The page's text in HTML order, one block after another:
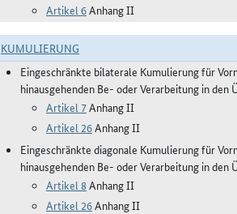
Artikel 6Anhang II
KUMULIERUNG
Eingeschränkte bilaterale Kumulierung für
hinausgehenden Be- oder Verarbeitung in den
Artikel 7Anhang II
Artikel 26Anhang II
Eingeschränkte diagonale Kumulierung für
hinausgehenden Be- oder Verarbeitung in den
Artikel 8Anhang II
Artikel 26Anhang II